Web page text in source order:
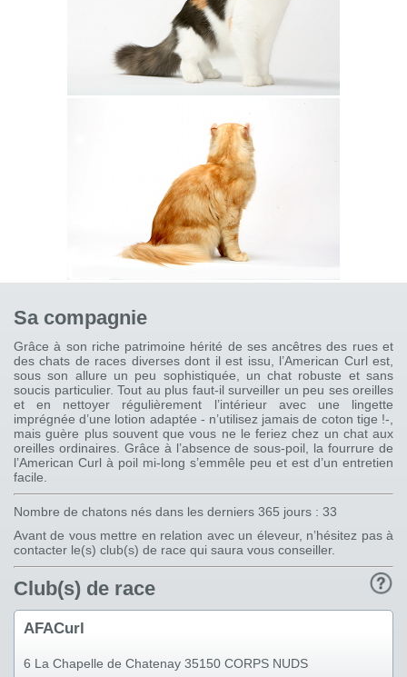
Sa compagnie
Grâce à son riche patrimoine hérité de ses ancêtres des rues et
des chats de races diverses dont il est issu, l’American Curl est,
sous son allure un peu sophistiquée, un chat robuste et sans
soucis particulier. Tout au plus faut-il surveiller un peu ses oreilles
et en nettoyer régulièrement l’intérieur avec une lingette
imprégnée d’une lotion adaptée - n’utilisez jamais de coton tige !-,
mais guère plus souvent que vous ne le feriez chez un chat aux
oreilles ordinaires. Grâce à l’absence de sous-poil, la fourrure de
l’American Curl à poil mi-long s’emmêle peu et est d’un entretien
facile.
Nombre de chatons nés dans les derniers 365 jours : 33
Avant de vous mettre en relation avec un éleveur, n’hésitez pas à
contacter le(s) club(s) de race qui saura vous conseiller.
Club(s) de race
AFACurl
6 La Chapelle de Chatenay 35150 CORPS NUDS